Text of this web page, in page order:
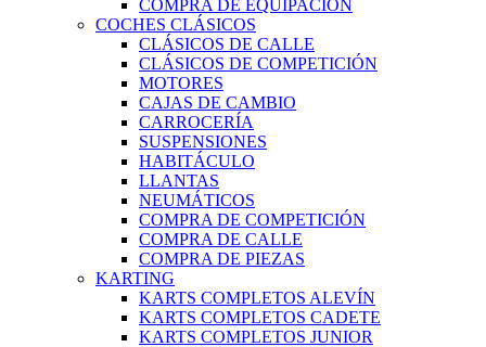
COMPRA DE EQUIPACIÓN
COCHES CLÁSICOS
CLÁSICOS DE CALLE
CLÁSICOS DE COMPETICIÓN
MOTORES
CAJAS DE CAMBIO
CARROCERÍA
SUSPENSIONES
HABITÁCULO
LLANTAS
NEUMÁTICOS
COMPRA DE COMPETICIÓN
COMPRA DE CALLE
COMPRA DE PIEZAS
KARTING
KARTS COMPLETOS ALEVÍN
KARTS COMPLETOS CADETE
KARTS COMPLETOS JUNIOR